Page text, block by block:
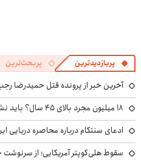
پربازدیدترین پربحث‌ترین
آخرین خبر از پرونده قتل حمیدرضا
۱۸ میلیون مجرد بالای ۴۵ سال؟ باید نشانه‌های بحران اجتماعی را جدی گرفت
ادعای سنتکام درباره محاصره دریایی ایران:
سقوط هلی‌کوپتر آمریکایی؛ از